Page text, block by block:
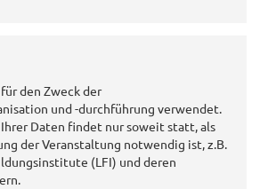
den Zweck der
und -durchführung verwendet.
Daten findet nur soweit statt, als
der Veranstaltung notwendig ist, z.B.
(LFI) und deren